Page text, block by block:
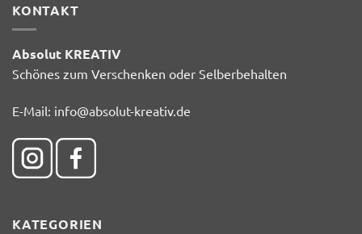
KONTAKT
Absolut KREATIV
Schönes zum Verschenken oder Selberbehalten
E-Mail: info@absolut-kreativ.de
KATEGORIEN